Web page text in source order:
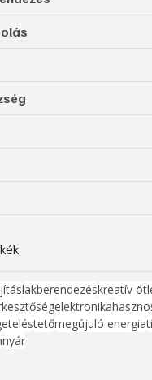
lakberendezéskreatív
elektronika
tetőmegújuló energia
nyár